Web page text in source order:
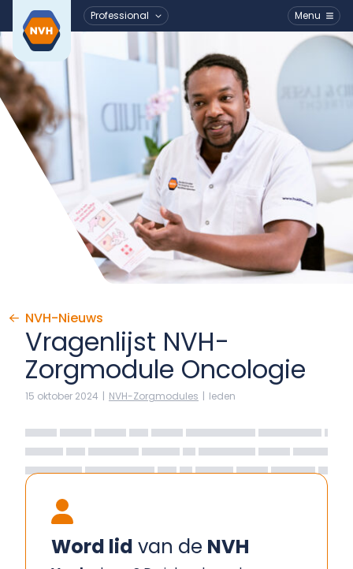
Ga naar de inhoud
Professional Menu
NVH-Nieuws
Vragenlijst NVH-
Zorgmodule Oncologie
15 oktober 2024 | NVH-Zorgmodules | leden
Word lid van de NVH